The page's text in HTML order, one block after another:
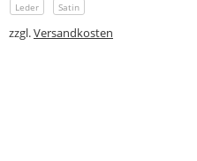
Leder Satin
zzgl.Versandkosten